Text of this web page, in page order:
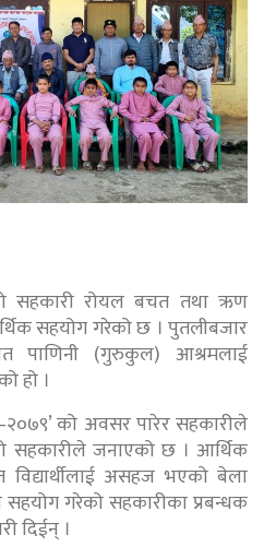
सहकारी रोयल बचत तथा ऋण
सहयोग गरेको छ । पुतलीबजार
पाणिनी (गुरुकुल) आश्रमलाई
हो ।
को अवसर पारेर सहकारीले
सहकारीले जनाएको छ । आर्थिक
असहज भएको बेला
गरेको सहकारीका प्रबन्धक
दिईन् ।